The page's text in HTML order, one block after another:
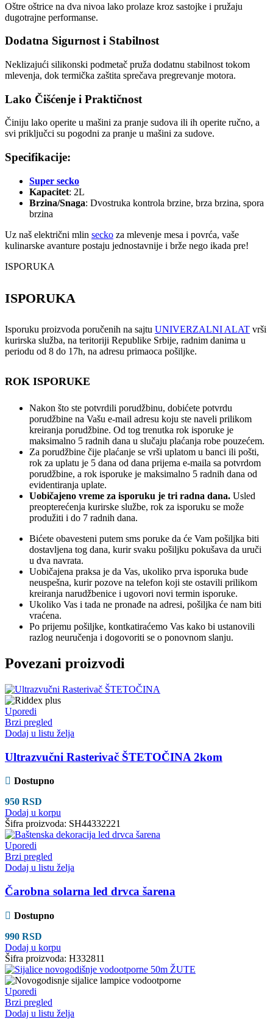
Oštre oštrice na dva nivoa lako prolaze kroz sastojke i pružaju
dugotrajne performanse.
Dodatna Sigurnost i Stabilnost
Neklizajući silikonski podmetač pruža dodatnu stabilnost tokom
mlevenja, dok termička zaštita sprečava pregrevanje motora.
Lako Čišćenje i Praktičnost
Činiju lako operite u mašini za pranje sudova ili ih operite ručno, a
svi priključci su pogodni za pranje u mašini za sudove.
Specifikacije:
Super secko
Kapacitet: 2L
Brzina/Snaga: Dvostruka kontrola brzine, brza brzina, spora
brzina
Uz naš električni mlin secko za mlevenje mesa i povrća, vaše
kulinarske avanture postaju jednostavnije i brže nego ikada pre!
ISPORUKA
ISPORUKA
Isporuku proizvoda poručenih na sajtu UNIVERZALNI ALAT vrši
kurirska služba, na teritoriji Republike Srbije, radnim danima u
periodu od 8 do 17h, na adresu primaoca pošiljke.
ROK ISPORUKE
Nakon što ste potvrdili porudžbinu, dobićete potvrdu
porudžbine na Vašu e-mail adresu koju ste naveli prilikom
kreiranja porudžbine. Od tog trenutka rok isporuke je
maksimalno 5 radnih dana u slučaju plaćanja robe pouzećem.
Za porudžbine čije plaćanje se vrši uplatom u banci ili pošti,
rok za uplatu je 5 dana od dana prijema e-maila sa potvrdom
porudžbine, a rok isporuke je maksimalno 5 radnih dana od
evidentiranja uplate.
Uobičajeno vreme za isporuku je tri radna dana. Usled
preopterećenja kurirske službe, rok za isporuku se može
produžiti i do 7 radnih dana.
Bićete obavesteni putem sms poruke da će Vam pošiljka biti
dostavljena tog dana, kurir svaku pošiljku pokušava da uruči
u dva navrata.
Uobičajena praksa je da Vas, ukoliko prva isporuka bude
neuspešna, kurir pozove na telefon koji ste ostavili prilikom
kreiranja narudžbenice i ugovori novi termin isporuke.
Ukoliko Vas i tada ne pronađe na adresi, pošiljka će nam biti
vraćena.
Po prijemu pošiljke, kontkatiraćemo Vas kako bi ustanovili
razlog neuručenja i dogovoriti se o ponovnom slanju.
Povezani proizvodi
Uporedi
Brzi pregled
Dodaj u listu želja
Ultrazvučni Rasterivač ŠTETOČINA 2kom
Dostupno
950 RSD
Dodaj u korpu
Šifra proizvoda: SH44332221
Uporedi
Brzi pregled
Dodaj u listu želja
Čarobna solarna led drvca šarena
Dostupno
990 RSD
Dodaj u korpu
Šifra proizvoda: H332811
Uporedi
Brzi pregled
Dodaj u listu želja